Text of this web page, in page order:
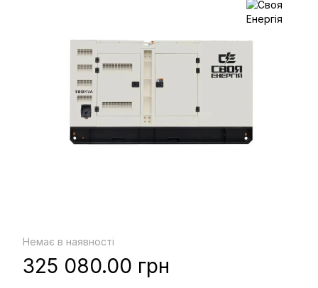
Немає в наявності
325 080.00 грн